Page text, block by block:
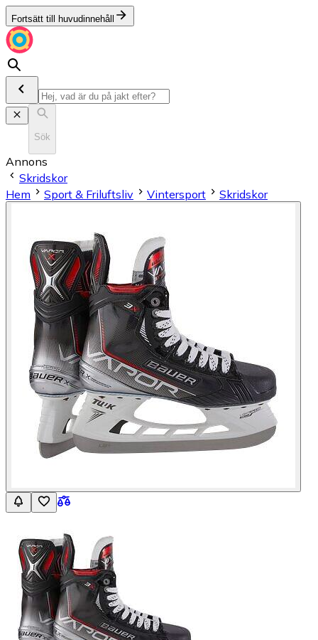
Fortsätt till huvudinnehåll
Sök
Annons
Skridskor
Hem
Sport & Friluftsliv Vintersport Skridskor